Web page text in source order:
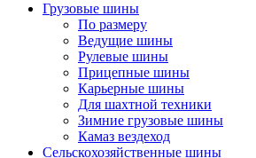
Грузовые шины
По размеру
Ведущие шины
Рулевые шины
Прицепные шины
Карьерные шины
Для шахтной техники
Зимние грузовые шины
Камаз вездеход
Сельскохозяйственные шины